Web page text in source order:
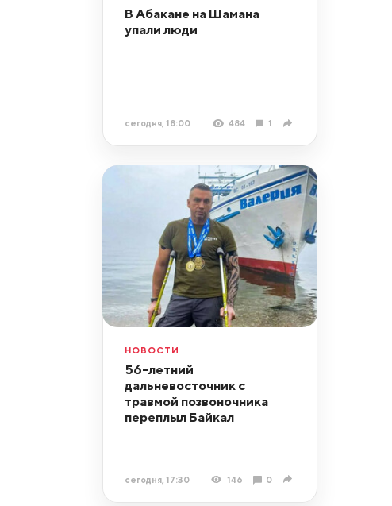
В Абакане на Шамана
упали люди
сегодня, 18:00 484 1
НОВОСТИ
56-летний
дальневосточник с
травмой позвоночника
переплыл Байкал
сегодня, 17:30 146 0